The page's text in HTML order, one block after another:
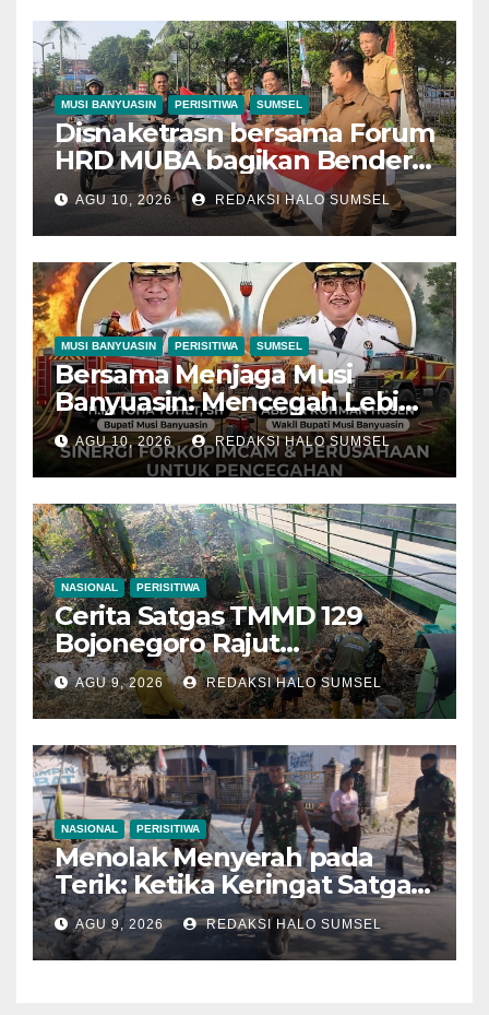
MUSI BANYUASIN PERISITIWA SUMSEL
Disnaketrasn bersama Forum
HRD MUBA bagikan Bendera
Merah Putih Untuk Warga
Muba
AGU 10, 2026 REDAKSI HALO SUMSEL
MUSI BANYUASIN PERISITIWA SUMSEL
Bersama Menjaga Musi
Banyuasin: Mencegah Lebih
Baik daripada Memadamkan
AGU 10, 2026 REDAKSI HALO SUMSEL
NASIONAL PERISITIWA
Cerita Satgas TMMD 129
Bojonegoro Rajut
Kebersamaan di Jembatan
Brang Etan
AGU 9, 2026 REDAKSI HALO SUMSEL
NASIONAL PERISITIWA
Menolak Menyerah pada
Terik: Ketika Keringat Satgas
TMMD 129 Bojonegoro dan
Warga Kesongo Menyatu
Demi Jalan Masa Depan
AGU 9, 2026 REDAKSI HALO SUMSEL